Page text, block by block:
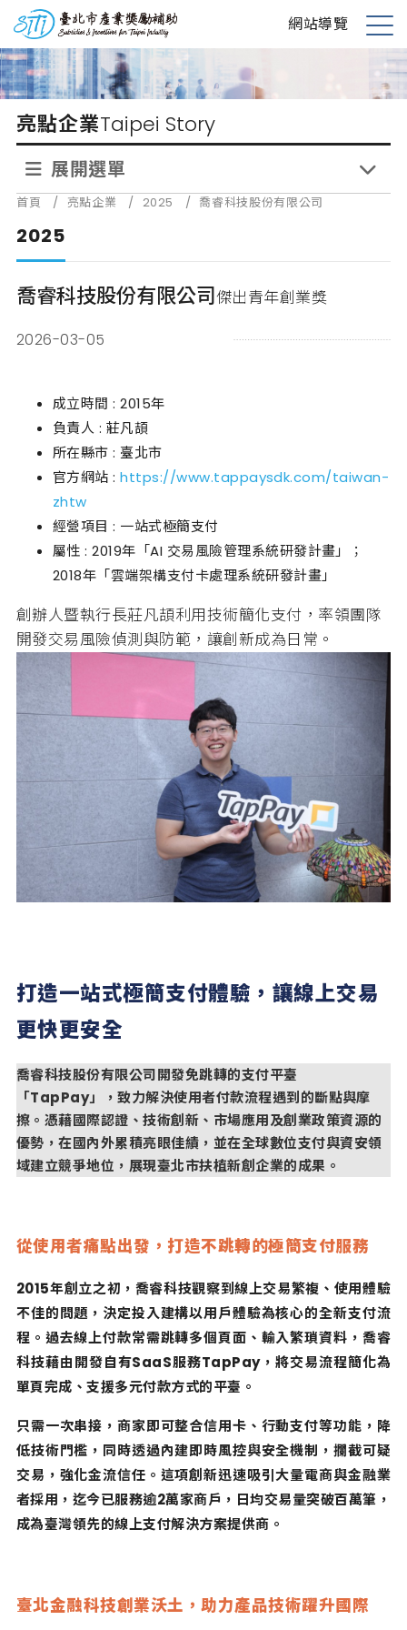
到
主
要
內
台北市產業獎勵補助 網站導覽
展
選
單
亮點企業Taipei Story
展開選單
首頁 / 亮點企業 / 2025 / 喬睿科技股份有限公司
2025
喬睿科技股份有限公司傑出青年創業獎
2026-03-05
成立時間 : 2015年
負責人 : 莊凡頡
所在縣市 : 臺北市
官方網站 :https://www.tappaysdk.com/taiwan-
zhtw
經營項目 : 一站式極簡支付
屬性 : 2019年「AI 交易風險管理系統研發計畫」；
2018年「雲端架構支付卡處理系統研發計畫」
創辦人暨執行長莊凡頡利用技術簡化支付，率領團隊
開發交易風險偵測與防範，讓創新成為日常。
打造一站式極簡支付體驗，讓線上交易
更快更安全
喬睿科技股份有限公司開發免跳轉的支付平臺
「TapPay」，致力解決使用者付款流程遇到的斷點與摩
擦。憑藉國際認證、技術創新、市場應用及創業政策資源的
優勢，在國內外累積亮眼佳績，並在全球數位支付與資安領
域建立競爭地位，展現臺北市扶植新創企業的成果。
從使用者痛點出發，打造不跳轉的極簡支付服務
2015年創立之初，喬睿科技觀察到線上交易繁複、使用體驗
不佳的問題，決定投入建構以用戶體驗為核心的全新支付流
程。過去線上付款常需跳轉多個頁面、輸入繁瑣資料，喬睿
科技藉由開發自有SaaS服務TapPay，將交易流程簡化為
單頁完成、支援多元付款方式的平臺。
只需一次串接，商家即可整合信用卡、行動支付等功能，降
低技術門檻，同時透過內建即時風控與安全機制，攔截可疑
交易，強化金流信任。這項創新迅速吸引大量電商與金融業
者採用，迄今已服務逾2萬家商戶，日均交易量突破百萬筆，
成為臺灣領先的線上支付解決方案提供商。
臺北金融科技創業沃土，助力產品技術躍升國際